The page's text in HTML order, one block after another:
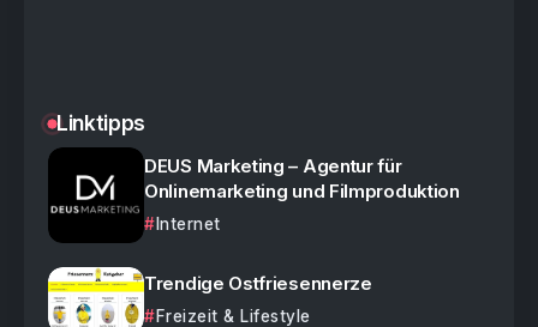
Linktipps
DEUS Marketing – Agentur für
Onlinemarketing und Filmproduktion
Internet
Trendige Ostfriesennerze
Freizeit & Lifestyle